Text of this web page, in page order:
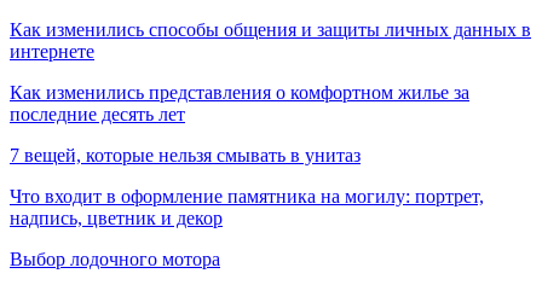
Как изменились способы общения и защиты личных данных в
интернете
Как изменились представления о комфортном жилье за
последние десять лет
7 вещей, которые нельзя смывать в унитаз
Что входит в оформление памятника на могилу: портрет,
надпись, цветник и декор
Выбор лодочного мотора